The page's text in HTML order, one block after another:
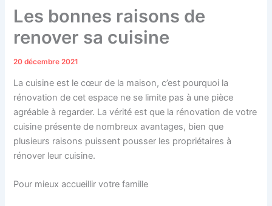
Les bonnes raisons de
renover sa cuisine
20 décembre 2021
La cuisine est le cœur de la maison, c’est pourquoi la
rénovation de cet espace ne se limite pas à une pièce
agréable à regarder. La vérité est que la rénovation de votre
cuisine présente de nombreux avantages, bien que
plusieurs raisons puissent pousser les propriétaires à
rénover leur cuisine.
Pour mieux accueillir votre famille